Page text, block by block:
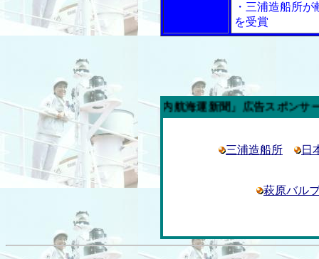
・三浦造船所
を受賞
今週の「内航海運新聞」広告スポンサー企業
三浦造船所 日
萩原バル